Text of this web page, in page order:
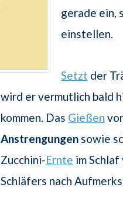
gerade ein,
einstellen.
Setzt der
wird er vermutlich bald
kommen. Das Gießen
Anstrengungen sowie
Zucchini-Ernte im
Schläfers nach